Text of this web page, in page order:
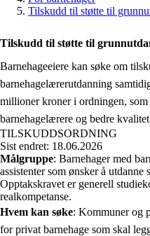
Tilskudd til støtte til
Tilskudd til støtte til
Barnehageeiere kan søke om
barnehagelærerutdanning
millioner kroner i ordningen,
barnehagelærere og bedre
TILSKUDDSORDNING
Sist endret: 18.06.2026
Målgruppe: Barnehager med
assistenter som ønsker å utdanne
Opptakskravet er generell
realkompetanse.
Hvem kan søke: Kommuner og
for privat barnehage som skal